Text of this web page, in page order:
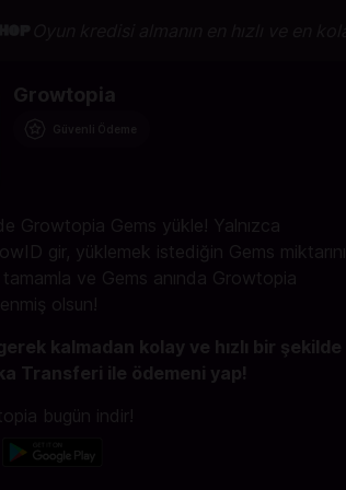
Growtopia
Growtopia Gems yükle! Yalnızca
gir, yüklemek istediğin Gems miktarını
ve Gems anında Growtopia
olsun!
kalmadan kolay ve hızlı bir şekilde
Transferi ile ödemeni yap!
bugün indir!